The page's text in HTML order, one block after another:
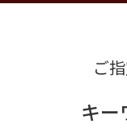
ご
キー